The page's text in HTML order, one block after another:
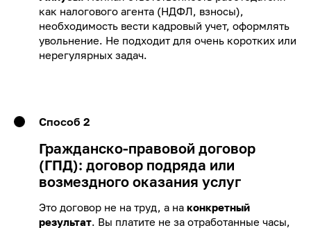
как налогового агента (НДФЛ, взносы),
необходимость вести кадровый учет, оформлять
увольнение. Не подходит для очень коротких или
нерегулярных задач.
Способ 2
Гражданско-правовой договор
(ГПД): договор подряда или
возмездного оказания услуг
Это договор не на труд, а на конкретный
результат. Вы платите не за отработанные часы,